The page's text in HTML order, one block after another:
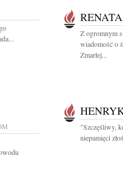
Z ogromnym
wiadomość o
Zmarłej...
"Szczęśliwy,
niepamięci